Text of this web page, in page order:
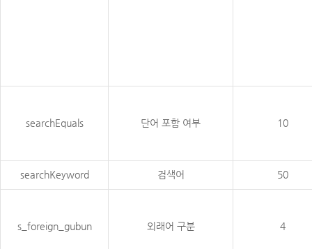
searchEquals 단어 포함 여부 10
searchKeyword 검색어 50
s_foreign_gubun 외래어 구분 4